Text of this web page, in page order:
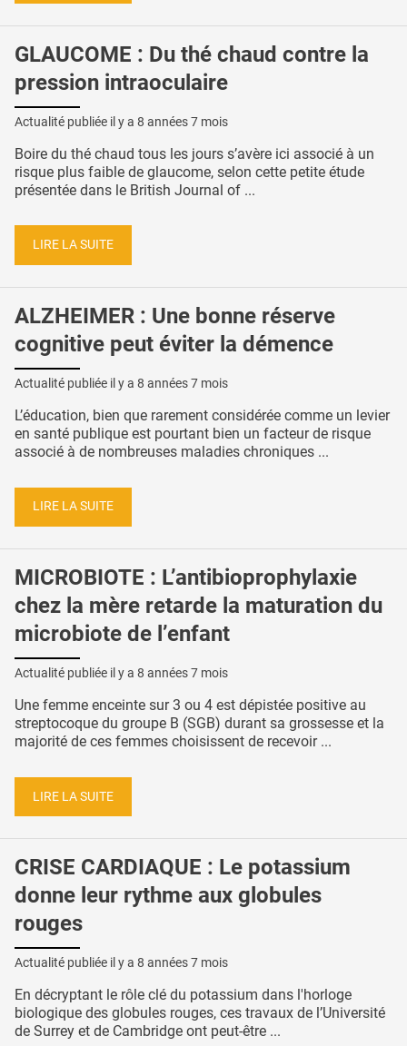
GLAUCOME : Du thé chaud contre la
pression intraoculaire
Actualité publiée il y a 8 années 7 mois
Boire du thé chaud tous les jours s’avère ici associé à un
risque plus faible de glaucome, selon cette petite étude
présentée dans le British Journal of ...
LIRE LA SUITE
ALZHEIMER : Une bonne réserve
cognitive peut éviter la démence
Actualité publiée il y a 8 années 7 mois
L’éducation, bien que rarement considérée comme un levier
en santé publique est pourtant bien un facteur de risque
associé à de nombreuses maladies chroniques ...
LIRE LA SUITE
MICROBIOTE : L’antibioprophylaxie
chez la mère retarde la maturation du
microbiote de l’enfant
Actualité publiée il y a 8 années 7 mois
Une femme enceinte sur 3 ou 4 est dépistée positive au
streptocoque du groupe B (SGB) durant sa grossesse et la
majorité de ces femmes choisissent de recevoir ...
LIRE LA SUITE
CRISE CARDIAQUE : Le potassium
donne leur rythme aux globules
rouges
Actualité publiée il y a 8 années 7 mois
En décryptant le rôle clé du potassium dans l'horloge
biologique des globules rouges, ces travaux de l’Université
de Surrey et de Cambridge ont peut-être ...